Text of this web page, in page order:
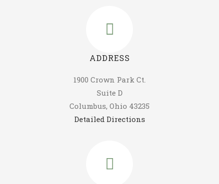
ADDRESS
1900 Crown Park Ct.
Suite D
Columbus, Ohio 43235
Detailed Directions